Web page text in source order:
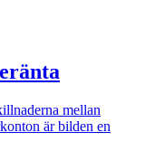
mellan
är bilden en